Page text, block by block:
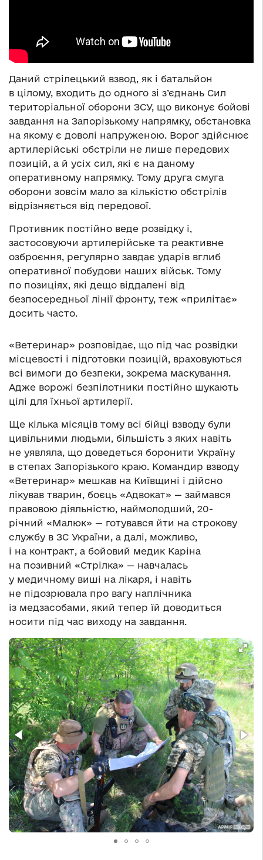
Даний стрілецький взвод, як і батальйон
в цілому, входить до одного зі з’єднань Сил
територіальної оборони ЗСУ, що виконує бойові
завдання на Запорізькому напрямку, обстановка
на якому є доволі напруженою. Ворог здійснює
артилерійські обстріли не лише передових
позицій, а й усіх сил, які є на даному
оперативному напрямку. Тому друга смуга
оборони зовсім мало за кількістю обстрілів
відрізняється від передової.
Противник постійно веде розвідку і,
застосовуючи артилерійське та реактивне
озброєння, регулярно завдає ударів вглиб
оперативної побудови наших військ. Тому
по позиціях, які дещо віддалені від
безпосередньої лінії фронту, теж «прилітає»
досить часто.
«Ветеринар» розповідає, що під час розвідки
місцевості і підготовки позицій, враховуються
всі вимоги до безпеки, зокрема маскування.
Адже ворожі безпілотники постійно шукають
цілі для їхньої артилерії.
Ще кілька місяців тому всі бійці взводу були
цивільними людьми, більшість з яких навіть
не уявляла, що доведеться боронити Україну
в степах Запорізького краю. Командир взводу
«Ветеринар» мешкав на Київщині і дійсно
лікував тварин, боєць «Адвокат» — займався
правовою діяльністю, наймолодший, 20-
річний «Малюк» — готувався йти на строкову
службу в ЗС України, а далі, можливо,
і на контракт, а бойовий медик Каріна
на позивний «Стрілка» — навчалась
у медичному виші на лікаря, і навіть
не підозрювала про вагу наплічника
із медзасобами, який тепер їй доводиться
носити під час виходу на завдання.